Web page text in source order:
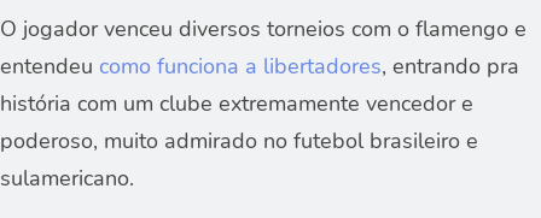
O jogador venceu diversos torneios com o flamengo e
entendeu como funciona a libertadores, entrando pra
história com um clube extremamente vencedor e
poderoso, muito admirado no futebol brasileiro e
sulamericano.